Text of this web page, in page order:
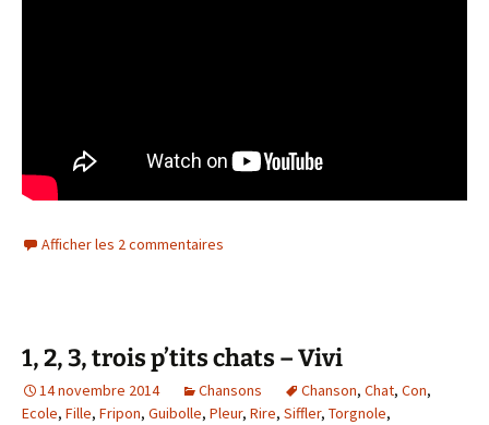
Afficher les 2 commentaires
1, 2, 3, trois p’tits chats – Vivi
14 novembre 2014 Chansons Chanson, Chat, Con,
Ecole, Fille, Fripon, Guibolle, Pleur, Rire, Siffler, Torgnole,